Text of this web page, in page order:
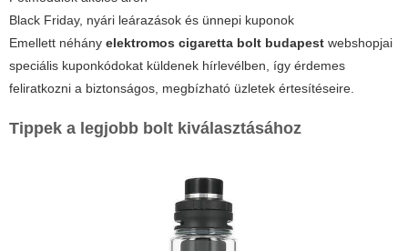
Black Friday, nyári leárazások és ünnepi kuponok
Emellett néhány elektromos cigaretta bolt budapest webshopjai
speciális kuponkódokat küldenek hírlevélben, így érdemes
feliratkozni a biztonságos, megbízható üzletek értesítéseire.
Tippek a legjobb bolt kiválasztásához